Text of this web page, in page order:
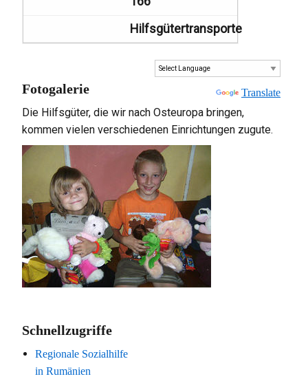
Hilfsgütertransporte
Translate
Fotogalerie
Die Hilfsgüter, die wir nach Osteuropa bringen,
kommen vielen verschiedenen Einrichtungen zugute.
Schnellzugriffe
Regionale Sozialhilfe
in Rumänien